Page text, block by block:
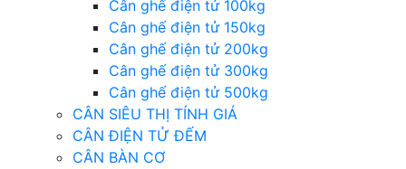
Cân ghế điện tử 100kg
Cân ghế điện tử 150kg
Cân ghế điện tử 200kg
Cân ghế điện tử 300kg
Cân ghế điện tử 500kg
CÂN SIÊU THỊ TÍNH GIÁ
CÂN ĐIỆN TỬ ĐẾM
CÂN BÀN CƠ